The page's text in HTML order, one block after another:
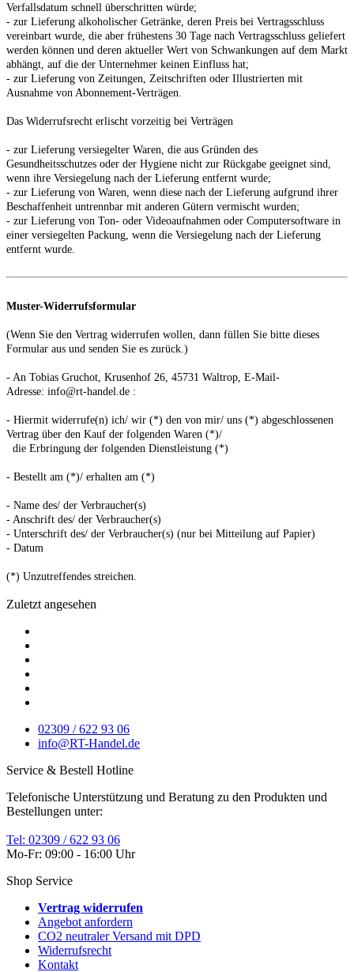
Verfallsdatum schnell überschritten würde;
- zur Lieferung alkoholischer Getränke, deren Preis bei Vertragsschluss
vereinbart wurde, die aber frühestens 30 Tage nach Vertragsschluss geliefert
werden können und deren aktueller Wert von Schwankungen auf dem Markt
abhängt, auf die der Unternehmer keinen Einfluss hat;
- zur Lieferung von Zeitungen, Zeitschriften oder Illustrierten mit
Ausnahme von Abonnement-Verträgen.
Das Widerrufsrecht erlischt vorzeitig bei Verträgen
- zur Lieferung versiegelter Waren, die aus Gründen des
Gesundheitsschutzes oder der Hygiene nicht zur Rückgabe geeignet sind,
wenn ihre Versiegelung nach der Lieferung entfernt wurde;
- zur Lieferung von Waren, wenn diese nach der Lieferung aufgrund ihrer
Beschaffenheit untrennbar mit anderen Gütern vermischt wurden;
- zur Lieferung von Ton- oder Videoaufnahmen oder Computersoftware in
einer versiegelten Packung, wenn die Versiegelung nach der Lieferung
entfernt wurde.
Muster-Widerrufsformular
(Wenn Sie den Vertrag widerrufen wollen, dann füllen Sie bitte dieses
Formular aus und senden Sie es zurück.)
- An Tobias Gruchot, Krusenhof 26, 45731 Waltrop E-Mail-
Adresse: info@rt-handel.de :
- Hiermit widerrufe(n) ich/ wir (*) den von mir/ uns (*) abgeschlossenen
Vertrag über den Kauf der folgenden Waren (*)/
die Erbringung der folgenden Dienstleistung (*)
- Bestellt am (*)/ erhalten am (*)
- Name des/ der Verbraucher(s)
- Anschrift des/ der Verbraucher(s)
- Unterschrift des/ der Verbraucher(s) (nur bei Mitteilung auf Papier)
- Datum
(*) Unzutreffendes streichen.
Zuletzt angesehen
02309 / 622 93 06
info@RT-Handel.de
Service & Bestell Hotline
Telefonische Unterstützung und Beratung zu den Produkten und
Bestellungen unter:
Tel: 02309 / 622 93 06
Mo-Fr: 09:00 - 16:00 Uhr
Shop Service
Vertrag widerrufen
Angebot anfordern
CO2 neutraler Versand mit DPD
Widerrufsrecht
Kontakt